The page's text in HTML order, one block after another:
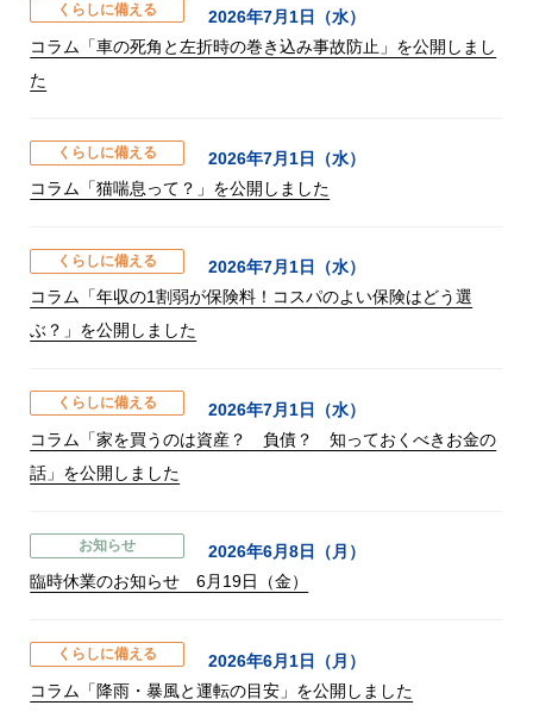
くらしに備える
2026年7月1日（水）
コラム「車の死角と左折時の巻き込み事故防止」を公開しまし
た
くらしに備える
2026年7月1日（水）
コラム「猫喘息って？」を公開しました
くらしに備える
2026年7月1日（水）
コラム「年収の1割弱が保険料！コスパのよい保険はどう選
ぶ？」を公開しました
くらしに備える
2026年7月1日（水）
コラム「家を買うのは資産？ 負債？ 知っておくべきお金の
話」を公開しました
お知らせ
2026年6月8日（月）
臨時休業のお知らせ 6月19日（金）
くらしに備える
2026年6月1日（月）
コラム「降雨・暴風と運転の目安」を公開しました